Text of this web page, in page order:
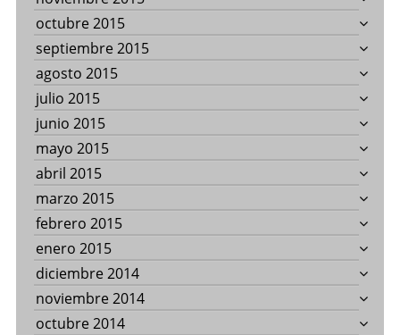
octubre 2015
septiembre 2015
agosto 2015
julio 2015
junio 2015
mayo 2015
abril 2015
marzo 2015
febrero 2015
enero 2015
diciembre 2014
noviembre 2014
octubre 2014